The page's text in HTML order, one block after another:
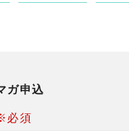
ガ申込
必須